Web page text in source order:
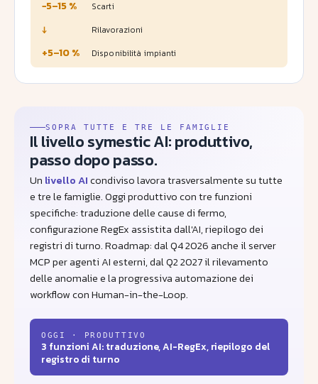
−5–15 % Scarti
↓ Rilavorazioni
+5–10 % Disponibilità impianti
SOPRA TUTTE E TRE LE FAMIGLIE
Il livello symestic AI: produttivo,
passo dopo passo.
Un livello AIcondiviso lavora trasversalmente su tutte
e tre le famiglie. Oggi produttivo con tre funzioni
specifiche: traduzione delle cause di fermo,
configurazione RegEx assistita dall'AI, riepilogo dei
registri di turno. Roadmap: dal Q4 2026 anche il server
MCP per agenti AI esterni, dal Q2 2027 il rilevamento
delle anomalie e la progressiva automazione dei
workflow con Human-in-the-Loop.
OGGI · PRODUTTIVO
3 funzioni AI: traduzione, AI-RegEx, riepilogo del
registro di turno